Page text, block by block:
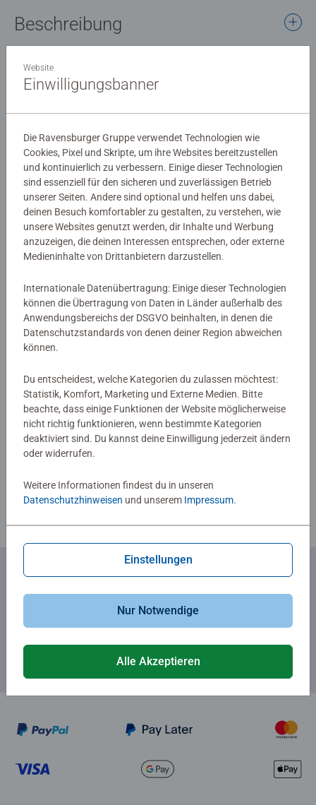
Beschreibung
vervollständige 4 fabelhafte Puzzles mit 42 Teilen. Eine
perfekte Geschenkidee für jeden Bluey-Fan! Mit deinen
Lieblingscharakteren Bluey, Bingo, Bandit, Chilli und
Unsere 4 x 42 Kinderpuzzle sind aus hochwertigen
Materialien gefertigt und messen 36 x 26 cm, wenn sie
fertig sind. Tolle Puzzles für Kinder ab 4 Jahren. Erfüllt
alle erforderlichen britischen und EU-Prüfnormen.
Weltweit meistverkaufte Puzzlemarke - Mit über 1
Milliarde verkaufter Puzzles sind unsere Kinderpuzzles
Mädchen. Perfektes Spielzeug für Ihr Kind - Puzzles für
Kleinkinder und Kinder jeden Alters unterstützen die
Entwicklung des Kindes beim Spielen und fördern
Fähigkeiten wie Konzentration und Kreativität.
Familie bis hin zu langfristigen gesundheitlichen Vorteilen
und achtsamen Momenten im Alltag - es gibt so viele
positive Aspekte des einfachen Puzzlespiels! Sie sind ein
großartiges Geburtstagsgeschenk oder ein tolles
Weihnachtsgeschenk
Artikelnummer:
05222
EAN:
4005556052226
Warnhinweise und Herstellerinformation
Ähnliche Produkte
Noch keine Bewertungen
abgegeben
0/0
Verfasse eine Bewertung
Richtlinien für Bewertungen
Zum Newsletter anmelden
... und 5 € Gutschein sichern!
Website
Einwilligungsbanner
Die Ravensburger Gruppe verwendet Technologien wie
Cookies, Pixel und Skripte, um ihre Websites bereitzustellen
und kontinuierlich zu verbessern. Einige dieser Technologien
sind essenziell für den sicheren und zuverlässigen Betrieb
unserer Seiten. Andere sind optional und helfen uns dabei,
deinen Besuch komfortabler zu gestalten, zu verstehen, wie
unsere Websites genutzt werden, dir Inhalte und Werbung
anzuzeigen, die deinen Interessen entsprechen, oder externe
Medieninhalte von Drittanbietern darzustellen.
Internationale Datenübertragung: Einige dieser Technologien
können die Übertragung von Daten in Länder außerhalb des
Anwendungsbereichs der DSGVO beinhalten, in denen die
Datenschutzstandards von denen deiner Region abweichen
können.
Du entscheidest, welche Kategorien du zulassen möchtest:
Statistik, Komfort, Marketing und Externe Medien. Bitte
beachte, dass einige Funktionen der Website möglicherweise
nicht richtig funktionieren, wenn bestimmte Kategorien
deaktiviert sind. Du kannst deine Einwilligung jederzeit ändern
oder widerrufen.
Weitere Informationen findest du in unseren
Datenschutzhinweisen und unserem Impressum.
Einstellungen
Nur Notwendige
Alle Akzeptieren